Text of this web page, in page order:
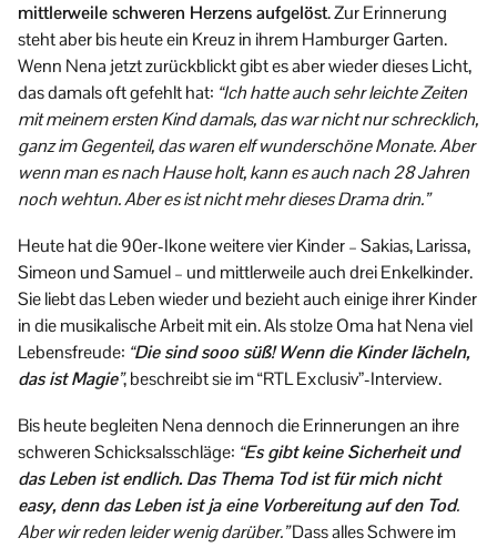
mittlerweile schweren Herzens aufgelöst. Zur Erinnerung
steht aber bis heute ein Kreuz in ihrem Hamburger Garten.
Wenn Nena jetzt zurückblickt gibt es aber wieder dieses Licht,
das damals oft gefehlt hat: “Ich hatte auch sehr leichte Zeiten
mit meinem ersten Kind damals, das war nicht nur schrecklich,
ganz im Gegenteil, das waren elf wunderschöne Monate. Aber
wenn man es nach Hause holt, kann es auch nach 28 Jahren
noch wehtun. Aber es ist nicht mehr dieses Drama drin.”
Heute hat die 90er-Ikone weitere vier Kinder – Sakias, Larissa,
Simeon und Samuel – und mittlerweile auch drei Enkelkinder.
Sie liebt das Leben wieder und bezieht auch einige ihrer Kinder
in die musikalische Arbeit mit ein. Als stolze Oma hat Nena viel
Lebensfreude: “Die sind sooo süß! Wenn die Kinder lächeln,
das ist Magie”, beschreibt sie im “RTL Exclusiv”-Interview.
Bis heute begleiten Nena dennoch die Erinnerungen an ihre
schweren Schicksalsschläge: “Es gibt keine Sicherheit und
das Leben ist endlich. Das Thema Tod ist für mich nicht
easy, denn das Leben ist ja eine Vorbereitung auf den Tod.
Aber wir reden leider wenig darüber.”Dass alles Schwere im